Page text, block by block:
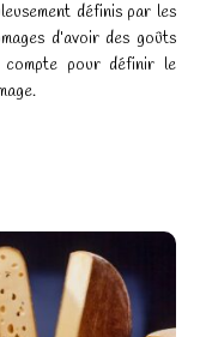
définis par les
d’avoir des goûts
compte pour définir le